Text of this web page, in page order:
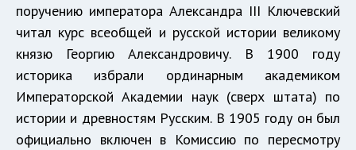
поручению императора Александра III Ключевский
читал курс всеобщей и русской истории великому
князю Георгию Александровичу. В 1900 году
историка избрали ординарным академиком
Императорской Академии наук (сверх штата) по
истории и древностям Русским. В 1905 году он был
официально включен в Комиссию по пересмотру